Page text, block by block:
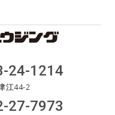
24-1214
江44-2
27-7973